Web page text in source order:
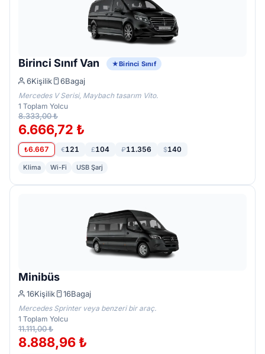
Birinci Sınıf Van Birinci Sınıf
6Kişilik 6Bagaj
Mercedes V Serisi, Maybach tasarım Vito.
1 Toplam Yolcu
8.333,00 ₺
6.666,72 ₺
₺6.667 €121 £104 ₽11.356 $140
Klima Wi-Fi USB Şarj
Minibüs
16Kişilik 16Bagaj
Mercedes Sprinter veya benzeri bir araç.
1 Toplam Yolcu
11.111,00 ₺
8.888,96 ₺